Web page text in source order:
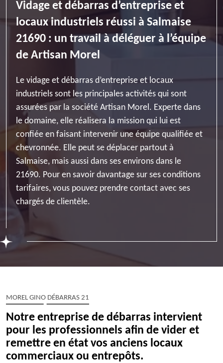
Vidage et débarras d’entreprise et
locaux industriels réussi à Salmaise
21690 : un travail à déléguer à l’équipe
de Artisan Morel
Le vidage et débarras d’entreprise et locaux
industriels sont les principales activités qui sont
assurées par la société Artisan Morel. Experte dans
le domaine, elle réalisera la mission qui lui est
confiée en faisant intervenir une équipe qualifiée et
chevronnée. Elle peut se déplacer partout à
Salmaise, mais aussi dans ses environs dans le
21690. Pour en savoir davantage sur ses conditions
tarifaires, vous pouvez prendre contact avec ses
chargés de clientèle.
MOREL GINO DÉBARRAS 21
Notre entreprise de débarras intervient
pour les professionnels afin de vider et
remettre en état vos anciens locaux
commerciaux ou entrepôts.